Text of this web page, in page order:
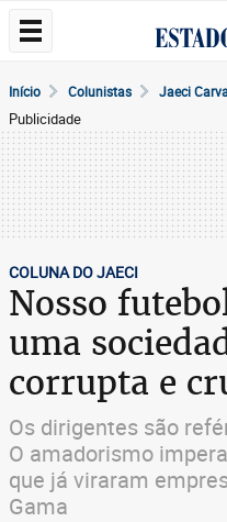
Início Colunistas Jaeci
Publicidade
COLUNA DO JAECI
Nosso
uma
corrupta e
Os dirigentes são
O amadorismo
que já viraram
Gama